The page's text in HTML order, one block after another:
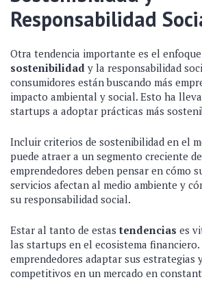
Responsabilidad
Otra tendencia importante es el
sostenibilidad y la responsabilidad
consumidores están buscando más
impacto ambiental y social. Esto ha
startups a adoptar prácticas más
Incluir criterios de sostenibilidad en el
puede atraer a un segmento creciente
emprendedores deben pensar en cómo
servicios afectan al medio ambiente y
su responsabilidad social.
Estar al tanto de estastendencias es
las startups en el ecosistema
emprendedores adaptar sus estrategias
competitivos en un mercado en